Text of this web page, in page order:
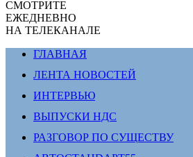
СМОТРИТЕ
ЕЖЕДНЕВНО
НА ТЕЛЕКАНАЛЕ
ГЛАВНАЯ
ЛЕНТА НОВОСТЕЙ
ИНТЕРВЬЮ
ВЫПУСКИ НДС
РАЗГОВОР ПО СУЩЕСТВУ